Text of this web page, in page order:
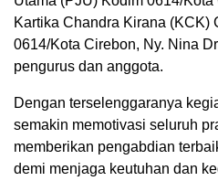
Kartika Chandra Kirana (KCK)
0614/Kota Cirebon, Ny. Nina
pengurus dan anggota.
Dengan terselenggaranya
semakin memotivasi seluruh
memberikan pengabdian
demi menjaga keutuhan dan